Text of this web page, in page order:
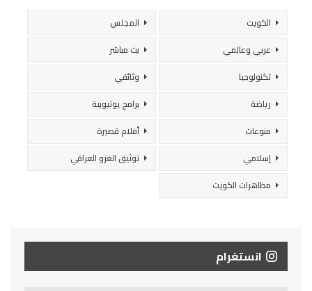
الكويت
المجلس
عربي وعالمي
بث مباشر
تكنولوجيا
وثائقي
رياضة
برامج يوتيوبية
منوعات
أفلام قصيرة
إسلامي
توثيق الغزو العراقي
مظاهرات الكويت
انستغرام